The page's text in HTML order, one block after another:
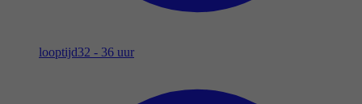
looptijd32 - 36 uur